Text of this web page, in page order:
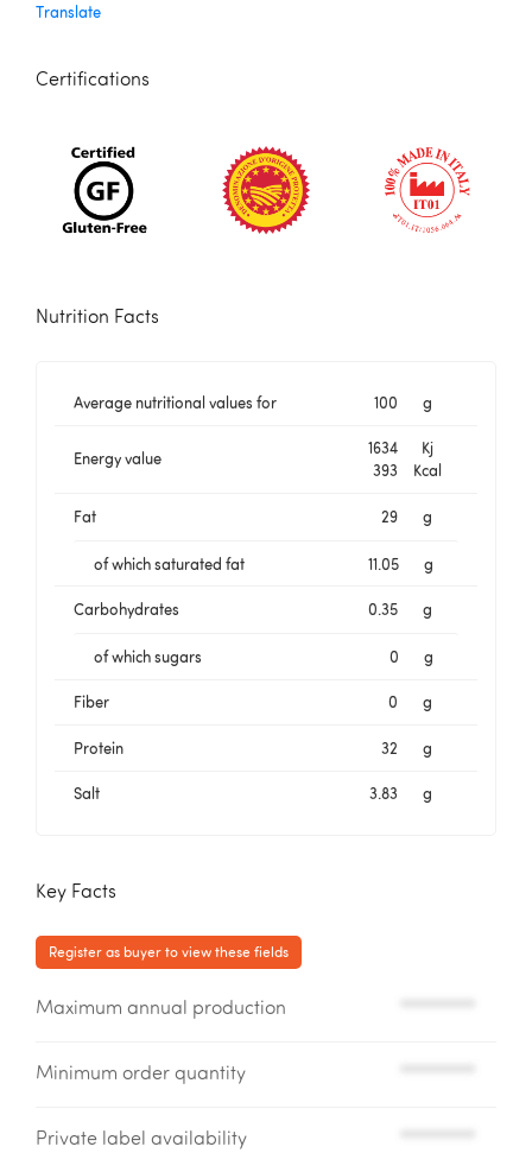
Translate
Certifications
Nutrition Facts
Average nutritional values for 100 g
Energy value
1634
Kj
393
Kcal
Fat 29 g
of which saturated fat 11.05 g
Carbohydrates 0.35 g
of which sugars 0 g
Fiber 0 g
Protein 32 g
Salt 3.83 g
Key Facts
Register as buyer to view these fields
Maximum annual production
Minimum order quantity
Private label availability